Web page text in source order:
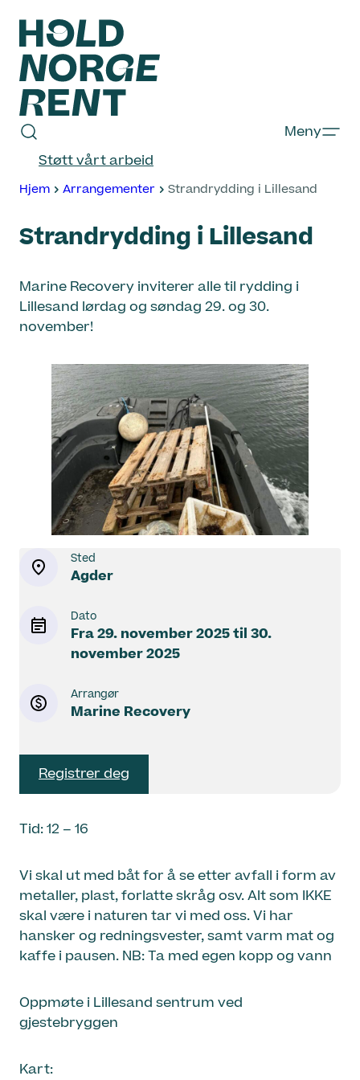
Hopp
innhold
Hold
Norge
Rent
Støtt vårt arbeid
Meny
Hjem Arrangementer Strandrydding i Lillesand
Strandrydding i Lillesand
Marine Recovery inviterer alle til rydding i
Lillesand lørdag og søndag 29. og 30.
november!
Sted
Agder
Dato
Fra29. november 2025til 30.
november 2025
Arrangør
Marine Recovery
Registrer deg
Tid: 12 – 16
Vi skal ut med båt for å se etter avfall i form av
metaller, plast, forlatte skråg osv. Alt som IKKE
skal være i naturen tar vi med oss. Vi har
hansker og redningsvester, samt varm mat og
kaffe i pausen. NB: Ta med egen kopp og vann
Oppmøte i Lillesand sentrum ved
gjestebryggen
Kart: